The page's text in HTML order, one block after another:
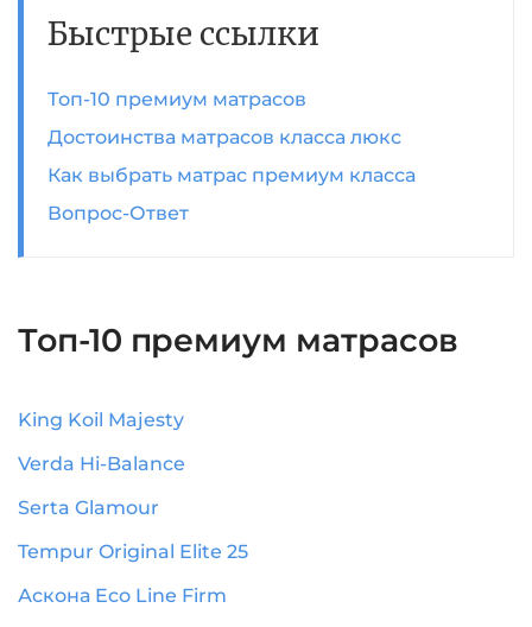
Быстрые ссылки
Топ-10 премиум матрасов
Достоинства матрасов класса люкс
Как выбрать матрас премиум класса
Вопрос-Ответ
Топ-10 премиум матрасов
King Koil Majesty
Verda Hi-Balance
Serta Glamour
Tempur Original Elite 25
Аскона Eco Line Firm